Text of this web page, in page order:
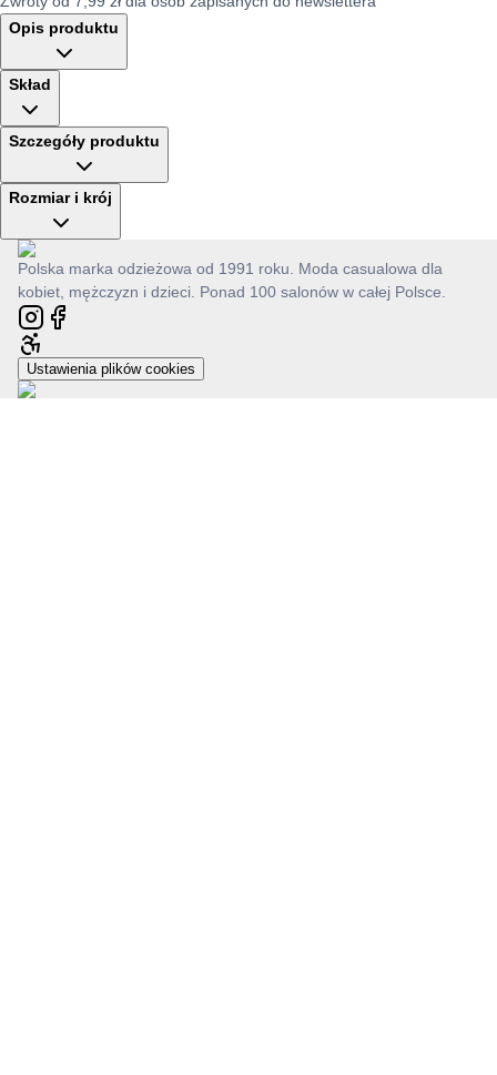
Opis produktu
Skład
Szczegóły produktu
Rozmiar i krój
Polska marka odzieżowa od 1991 roku. Moda casualowa dla
kobiet, mężczyzn i dzieci. Ponad 100 salonów w całej Polsce.
Ustawienia plików cookies